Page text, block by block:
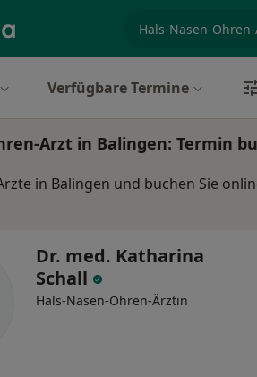
Verfügbare Termine
Arzt in Balingen: Termin
in Balingen und buchen Sie
Dr. med. Katharina
Schall
Hals-Nasen-Ohren-Ärztin